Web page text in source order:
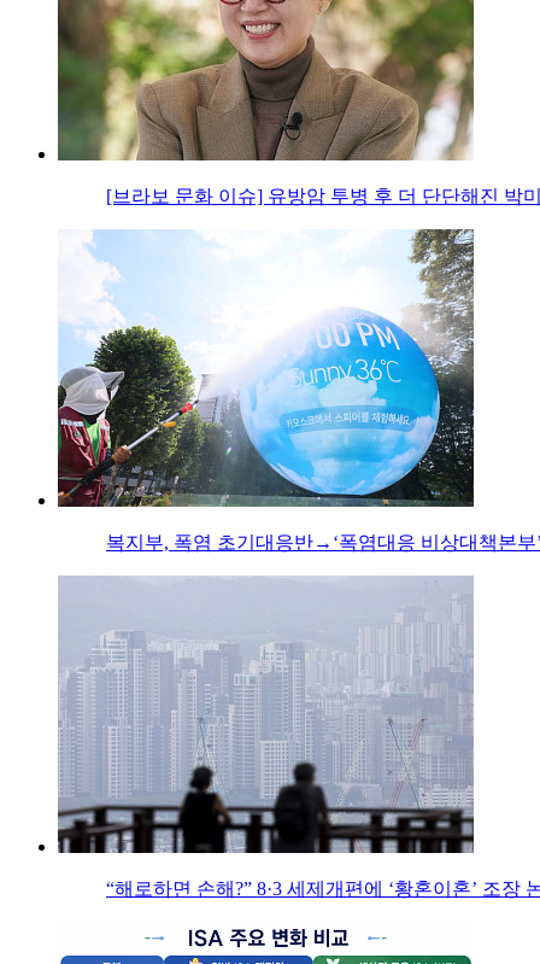
[브라보 문화 이슈] 유방암 투병 후 더 단단해진 박
복지부, 폭염 초기대응반→‘폭염대응 비상대책본부
“해로하면 손해?” 8·3 세제개편에 ‘황혼이혼’ 조장